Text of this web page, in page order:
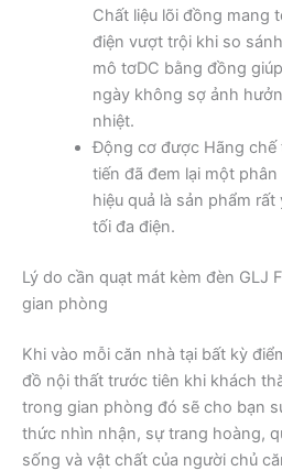
Chất liệu lõi đồng mang
điện vượt trội khi so
mô tơDC bằng đồng
ngày không sợ ảnh
nhiệt.
Động cơ được Hãng chế
tiến đã đem lại một
hiệu quả là sản phẩm
tối đa điện.
Lý do cần quạt mát kèm đèn GLJ
gian phòng
Khi vào mỗi căn nhà tại bất kỳ
đồ nội thất trước tiên khi khách
trong gian phòng đó sẽ cho bạn
thức nhìn nhận, sự trang hoàng,
sống và vật chất của người chủ